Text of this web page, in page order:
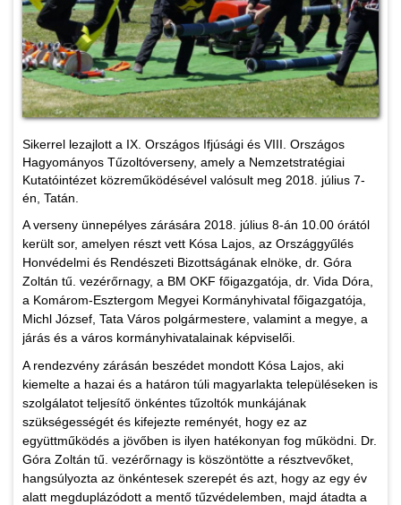
Sikerrel lezajlott a IX. Országos Ifjúsági és VIII. Országos
Hagyományos Tűzoltóverseny, amely a Nemzetstratégiai
Kutatóintézet közreműködésével valósult meg 2018. július 7-
én, Tatán.
A verseny ünnepélyes zárására 2018. július 8-án 10.00 órától
került sor, amelyen részt vett Kósa Lajos, az Országgyűlés
Honvédelmi és Rendészeti Bizottságának elnöke, dr. Góra
Zoltán tű. vezérőrnagy, a BM OKF főigazgatója, dr. Vida Dóra,
a Komárom-Esztergom Megyei Kormányhivatal főigazgatója,
Michl József, Tata Város polgármestere, valamint a megye, a
járás és a város kormányhivatalainak képviselői.
A rendezvény zárásán beszédet mondott Kósa Lajos, aki
kiemelte a hazai és a határon túli magyarlakta településeken is
szolgálatot teljesítő önkéntes tűzoltók munkájának
szükségességét és kifejezte reményét, hogy ez az
együttműködés a jövőben is ilyen hatékonyan fog működni. Dr.
Góra Zoltán tű. vezérőrnagy is köszöntötte a résztvevőket,
hangsúlyozta az önkéntesek szerepét és azt, hogy az egy év
alatt megduplázódott a mentő tűzvédelemben, majd átadta a